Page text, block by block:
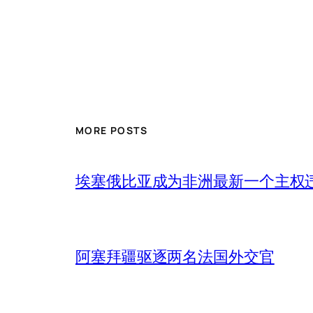
MORE POSTS
埃塞俄比亚成为非洲最新一个主权
阿塞拜疆驱逐两名法国外交官